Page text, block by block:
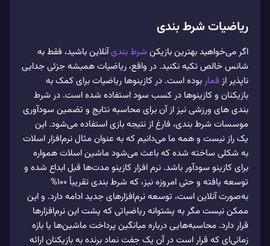
ریاضیات شرط بندی
اگر می‌‌خواهید بهترین بازیکن شرط بندیآنلاین باشید، فقط به
شانس خالص تکیه نکنید. در واقع، ریاضیات همیشه جزئی جدایی
ناپذیر از قمار بوده ‌است. در کازینوها ریاضیات برای کمک به
بازیکنان و کازینوها در کسب سود استفاده شده ‌است. در شرط
بندی ‌های ورزشی نیز از آن برای محاسبه نتایج و تضمین سودآوری
موسسات شرط بندی، فارغ از نتیجه بازی استفاده می‌‌شود. این
یک راز نیست و همه ما می‌‌دانیم که به عنوان مثال نرم‌افزار اسلات
به شکلی ساخته شده که باعث می‌‌شود ماشین اسلات همواره
برای کازینو سودآور باشد. نرم افزار کازینو مدت‌ها قبل ابداع شده و
توسعه یافته و حتی امروزه نیز، که شرط بندی تقریباً 100%
به‌صورت آنلاین است، توسعه نرم‌افزارهای جدید ادامه دارد. و این
ممکن نیست مگر به پشتوانه ریاضیاتی که پشت این نرم‌افزارها
قرار دارد. محاسبه‌هایی درباره میانگین پرداخت ماشین‌ها یا بازه
زمانی‌ای که قرار است در آن یک جفت نماد برنده به بازیکنان ارائه